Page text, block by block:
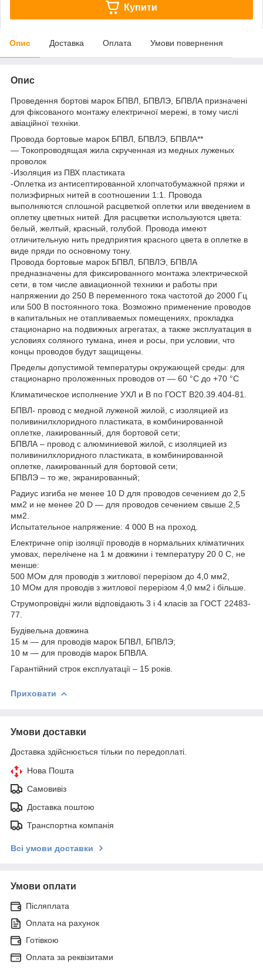
Купити
Опис Доставка Оплата Умови повернення
Опис
Проведення бортові марок БПВЛ, БПВЛЭ, БПВЛА призначені
для фіксованого монтажу електричної мережі, в тому числі
авіаційної техніки.
Провода бортовые марок БПВЛ, БПВЛЭ, БПВЛА**
— Токопроводящая жила скрученная из медных луженых
проволок
-Изоляция из ПВХ пластиката
-Оплетка из антисептированной хлопчатобумажной пряжи и
полиэфирных нитей в соотношении 1:1. Провода
выполняются сплошной расцветкой оплетки или введением в
оплетку цветных нитей. Для расцветки используются цвета:
белый, желтый, красный, голубой. Провода имеют
отличительную нить предприятия красного цвета в оплетке в
виде пряди по основному тону.
Провода бортовые марок БПВЛ, БПВЛЭ, БПВЛА
предназначены для фиксированного монтажа электрической
сети, в том числе авиационной техники и работы при
напряжении до 250 В переменного тока частотой до 2000 Гц
или 500 В постоянного тока. Возможно применение проводов
в капитальных не отапливаемых помещениях, прокладка
стационарно на подвижных агрегатах, а также эксплуатация в
условиях соляного тумана, инея и росы, при условии, что
концы проводов будут защищены.
Пределы допустимой температуры окружающей среды: для
стационарно проложенных проводов от — 60 °С до +70 °С
Климатическое исполнение УХЛ и В по ГОСТ В20.39.404-81.
БПВЛ- провод с медной луженой жилой, с изоляцией из
поливинилхлоридного пластиката, в комбинированной
оплетке, лакированный, для бортовой сети;
БПВЛА – провод с алюминиевой жилой, с изоляцией из
поливинилхлоридного пластиката, в комбинированной
оплетке, лакированный для бортовой сети;
БПВЛЭ – то же, экранированный;
Радиус изгиба не менее 10 D для проводов сечением до 2,5
мм2 и не менее 20 D — для проводов сечением свыше 2,5
мм2.
Испытательное напряжение: 4 000 В на проход.
Електричне опір ізоляції проводів в нормальних кліматичних
умовах, перелічене на 1 м довжини і температуру 20 0 С, не
менше:
500 МОм для проводів з житлової перерізом до 4,0 мм2,
10 МОм для проводів з житлової перерізом 4,0 мм2 і більше.
Струмопровідні жили відповідають 3 і 4 класів за ГОСТ 22483-
77.
Будівельна довжина
15 м — для проводів марок БПВЛ, БПВЛЭ;
10 м — для проводів марок БПВЛА.
Гарантійний строк експлуатації – 15 років.
Приховати
Умови доставки
Доставка здійснюється тільки по передоплаті.
Нова Пошта
Самовивіз
Доставка поштою
Транспортна компанія
Всі умови доставки
Умови оплати
Післяплата
Оплата на рахунок
Готівкою
Оплата за реквізитами